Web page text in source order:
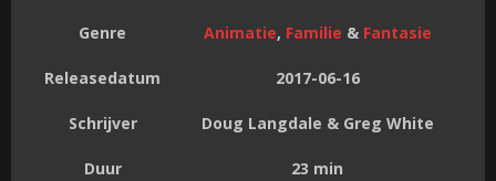
Genre Animatie, Familie & Fantasie
Releasedatum 2017-06-16
Schrijver Doug Langdale & Greg White
Duur 23 min